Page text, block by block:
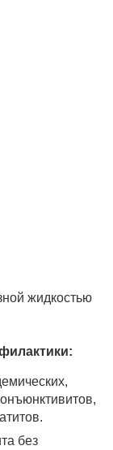
жидкостью
без